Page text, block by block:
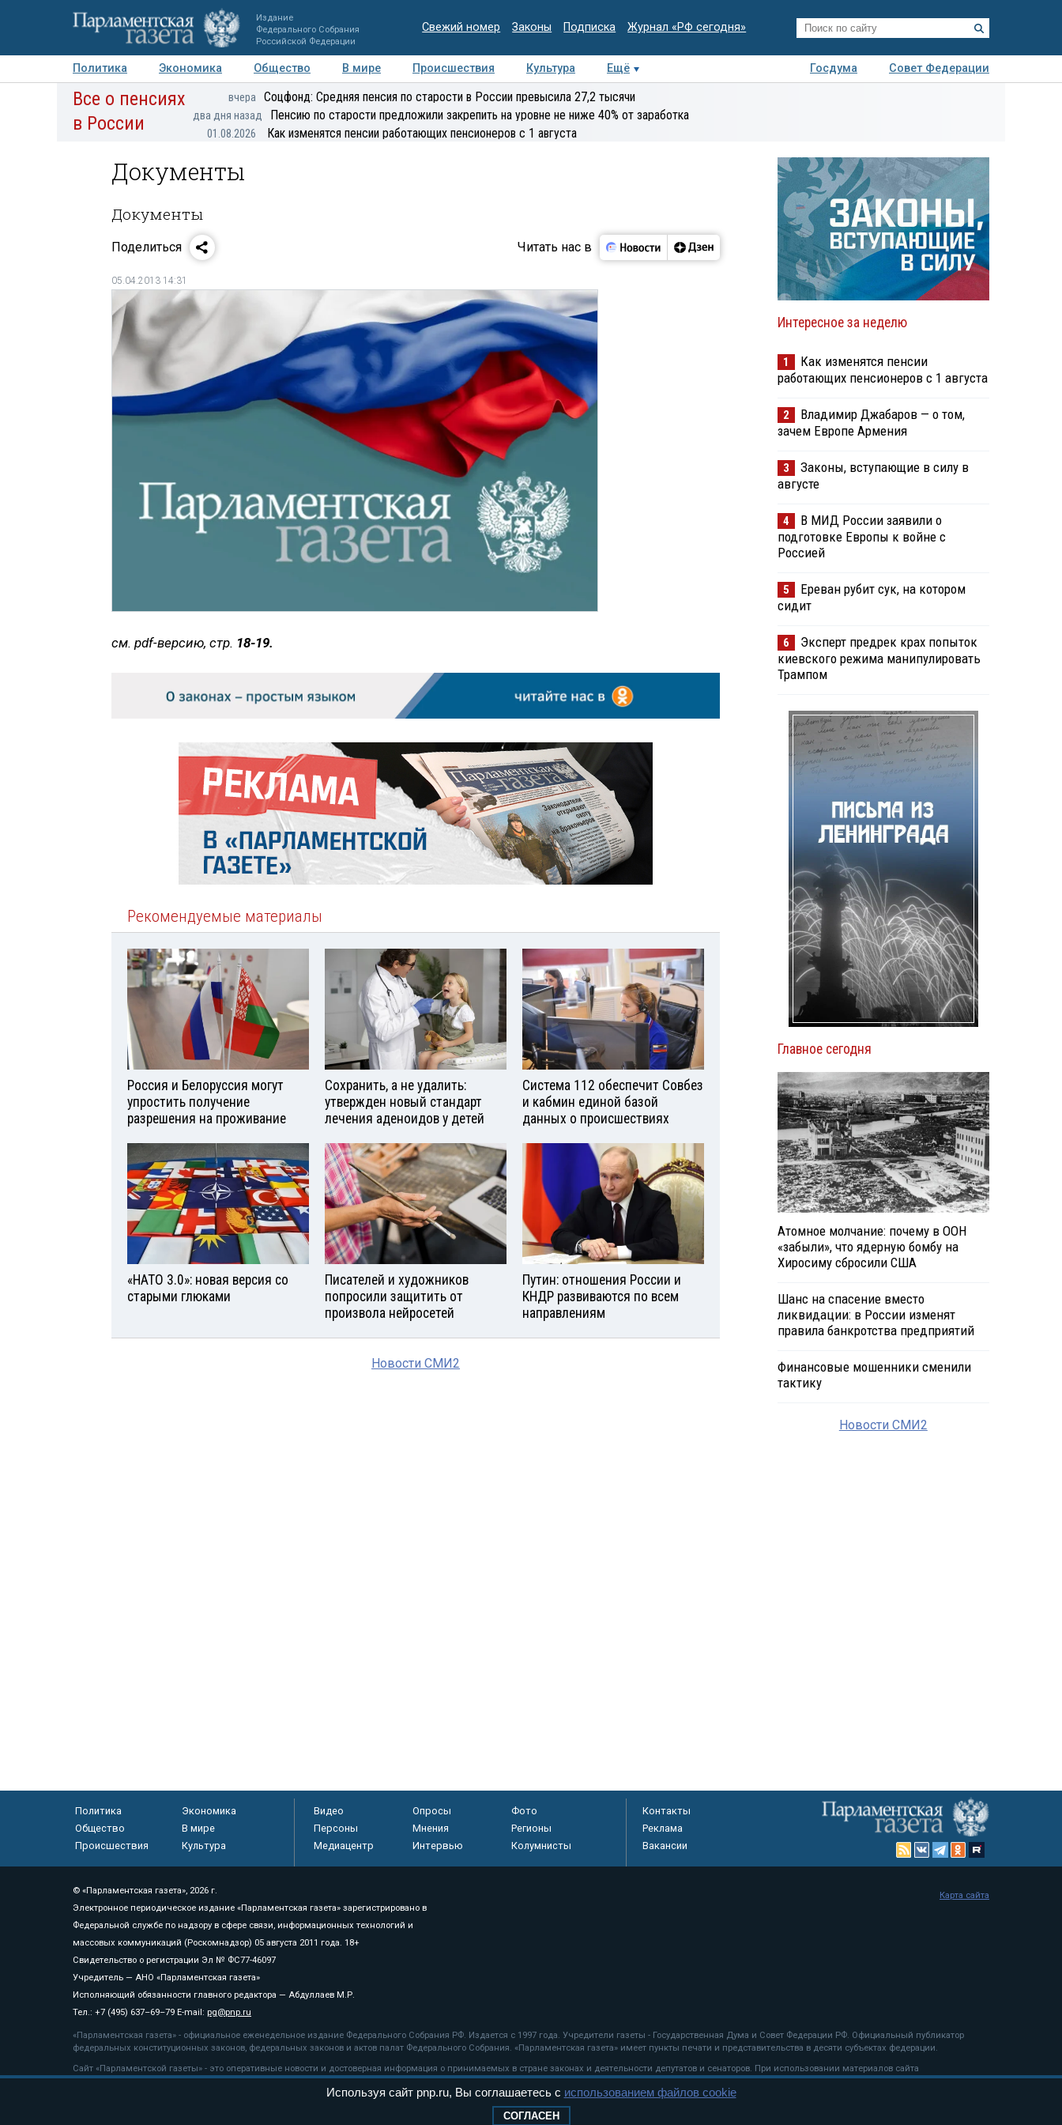
Издание
Федерального Собрания
Российской Федерации
Свежий номер Законы Подписка Журнал «РФ сегодня»
Политика Экономика Общество В мире Происшествия Культура Ещё Госдума
Совет Федерации
Авторы Персоны Мнения Регионы Медиацентр Интервью Колумнисты
экспертиза
Все о пенсиях
в России
вчера Соцфонд: Средняя пенсия по старости в России превысила 27,2 тысячи
два дня назад Пенсию по старости предложили закрепить на уровне не ниже 40% от заработка
01.08.2026 Как изменятся пенсии работающих пенсионеров с 1 августа
Документы
Документы
Поделиться Читать нас в
05.04.2013 14:31
см. pdf-версию, стр. 18-19.
Рекомендуемые материалы
Россия и Белоруссия могут
упростить получение
разрешения на проживание
Сохранить, а не удалить:
утвержден новый стандарт
лечения аденоидов у детей
Система 112 обеспечит Совбез
и кабмин единой базой
данных о происшествиях
«НАТО 3.0»: новая версия со
старыми глюками
Писателей и художников
попросили защитить от
произвола нейросетей
Путин: отношения России и
КНДР развиваются по всем
направлениям
Новости СМИ2
Интересное за неделю
1
Как изменятся пенсии
работающих пенсионеров с 1 августа
2
Владимир Джабаров — о том,
зачем Европе Армения
3
Законы, вступающие в силу в
августе
4
В МИД России заявили о
подготовке Европы к войне с
Россией
5
Ереван рубит сук, на котором
сидит
6
Эксперт предрек крах попыток
киевского режима манипулировать
Трампом
Главное сегодня
Атомное молчание: почему в ООН
«забыли», что ядерную бомбу на
Хиросиму сбросили США
Шанс на спасение вместо
ликвидации: в России изменят
правила банкротства предприятий
Финансовые мошенники сменили
тактику
Новости СМИ2
Политика
Экономика
Общество
В мире
Происшествия
Культура
Видео Опросы
Фото
Персоны
Мнения
Регионы
Медиацентр
Интервью Колумнисты
Контакты
Реклама
Вакансии
© «Парламентская газета», 2026 г.
Электронное периодическое издание «Парламентская газета» зарегистрировано в
Федеральной службе по надзору в сфере связи, информационных технологий и
массовых коммуникаций (Роскомнадзор) 05 августа 2011 года. 18+
Свидетельство о регистрации Эл № ФС77-46097
Учредитель — АНО «Парламентская газета»
Исполняющий обязанности главного редактора — Абдуллаев М.Р.
Тел.: +7 (495) 637–69–79 E-mail: pg@pnp.ru
«Парламентская газета» - официальное еженедельное издание Федерального Собрания РФ. Издается с 1997 года. Учредители газеты - Государственная Дума и Совет Федерации РФ. Официальный публикатор
федеральных конституционных законов, федеральных законов и актов палат Федерального Собрания. «Парламентская газета» имеет пункты печати и представительства в десяти субъектах федерации.
Сайт «Парламентской газеты» - это оперативные новости и достоверная информация о принимаемых в стране законах и деятельности депутатов и сенаторов. При использовании материалов сайта
«Парламентской газеты» активная ссылка на pnp.ru обязательна.
рекомендательные технологии
Карта сайта
Используя сайт pnp.ru, Вы соглашаетесь с использованием файлов cookie
СОГЛАСЕН